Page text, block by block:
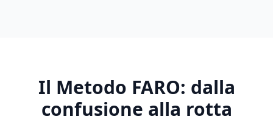
Il Metodo FARO: dalla
confusione alla rotta